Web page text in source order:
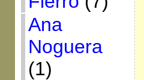
Ana
Noguera
(1)